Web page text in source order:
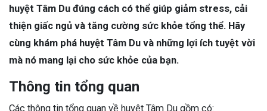
huyệt Tâm Du đúng cách có thể giúp giảm stress, cải
thiện giấc ngủ và tăng cường sức khỏe tổng thể. Hãy
cùng khám phá huyệt Tâm Du và những lợi ích tuyệt vời
mà nó mang lại cho sức khỏe của bạn.
Thông tin tổng quan
Các thông tin tổng quan về huyệt Tâm Du gồm có: